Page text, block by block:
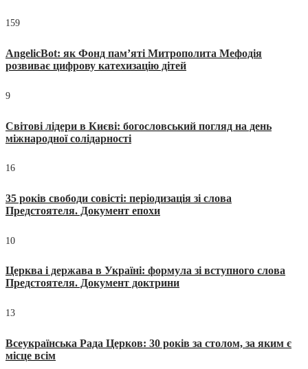
159
AngelicBot: як Фонд пам’яті Митрополита Мефодія
розвиває цифрову катехизацію дітей
9
Світові лідери в Києві: богословський погляд на день
міжнародної солідарності
16
35 років свободи совісті: періодизація зі слова
Предстоятеля. Документ епохи
10
Церква і держава в Україні: формула зі вступного слова
Предстоятеля. Документ доктрини
13
Всеукраїнська Рада Церков: 30 років за столом, за яким є
місце всім